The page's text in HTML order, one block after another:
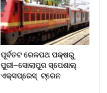
ପୂର୍ବତଟ ରେଳପଥ ପକ୍ଷରୁ
ପୁରୀ–ସୋଲାପୁର ସ୍ପେଶାଲ୍
ଏକ୍ସପ୍ରେସ୍ ଟ୍ରେନ